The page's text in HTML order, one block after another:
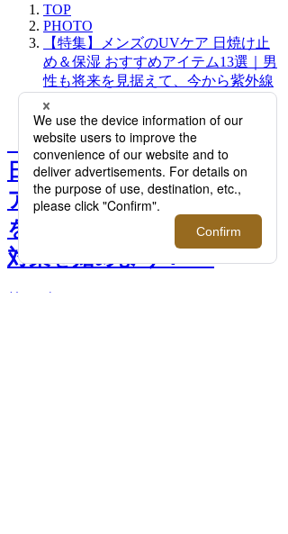
TOP
PHOTO
【特集】メンズのUVケア 日焼け止
め＆保湿 おすすめアイテム13選｜男
性も将来を見据えて、今から紫外線
対策を始めよう！
【特集】メンズのUVケア
日焼け止め＆保湿 おすすめ
アイテム13選｜男性も将来
を見据えて、今から紫外線
対策を始めよう！ >>